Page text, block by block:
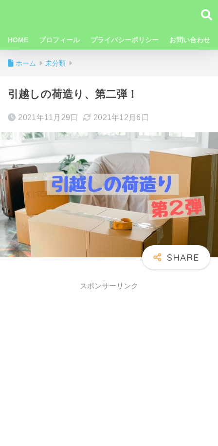
HOME プロフィール プライバシーポリシー お問い合わせ
ホーム 未分類
引越しの荷造り、第二弾！
2021年11月29日 2021年12月6日
スポンサーリンク